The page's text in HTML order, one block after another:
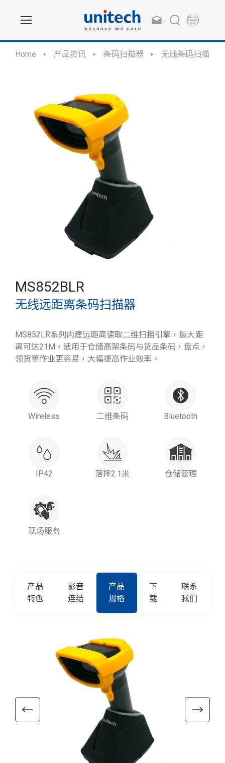
Home 产品资讯 条码扫描器 无线条码扫描器
MS852BLR
无线远距离条码扫描器
MS852LR系列内建远距离读取二维扫描引擎，最大距
离可达21M，适用于仓储高架条码与货品条码，盘点，
领货等作业更容易，大幅提高作业效率。
Wireless 二维条码 Bluetooth
IP42 落摔2.1米 仓储管理
现场服务
产品
特色
影音
连结
产品
规格
下
载
联系
我们